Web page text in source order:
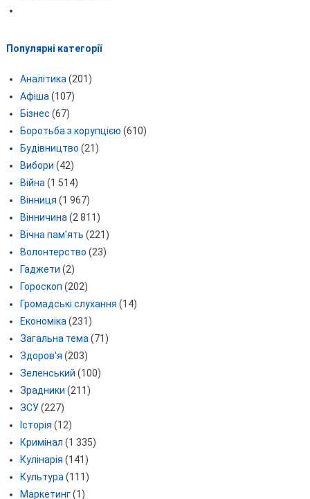
Популярні категорії
Аналітика (201)
Афіша (107)
Бізнес (67)
Боротьба з корупцією (610)
Будівництво (21)
Вибори (42)
Війна (1 514)
Вінниця (1 967)
Вінничина (2 811)
Вічна пам'ять (221)
Волонтерство (23)
Гаджети (2)
Гороскоп (202)
Громадські слухання (14)
Економіка (231)
Загальна тема (71)
Здоров'я (203)
Зеленський (100)
Зрадники (211)
ЗСУ(227)
Історія (12)
Кримінал (1 335)
Кулінарія (141)
Культура (111)
Маркетинг(1)